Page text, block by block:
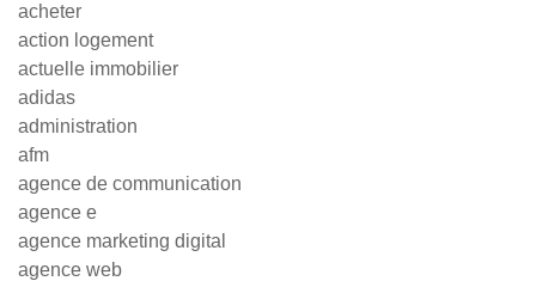
acheter
action logement
actuelle immobilier
adidas
administration
afm
agence de communication
agence e
agence marketing digital
agence web